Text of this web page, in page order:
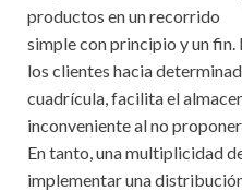
productos en un recorrido
simple con principio y un fin.
los clientes hacia
cuadrícula, facilita el
inconveniente al no
En tanto, una multiplicidad
implementar una